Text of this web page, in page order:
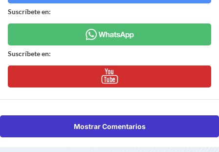
Suscríbete en:
Suscríbete en:
Mostrar Comentarios